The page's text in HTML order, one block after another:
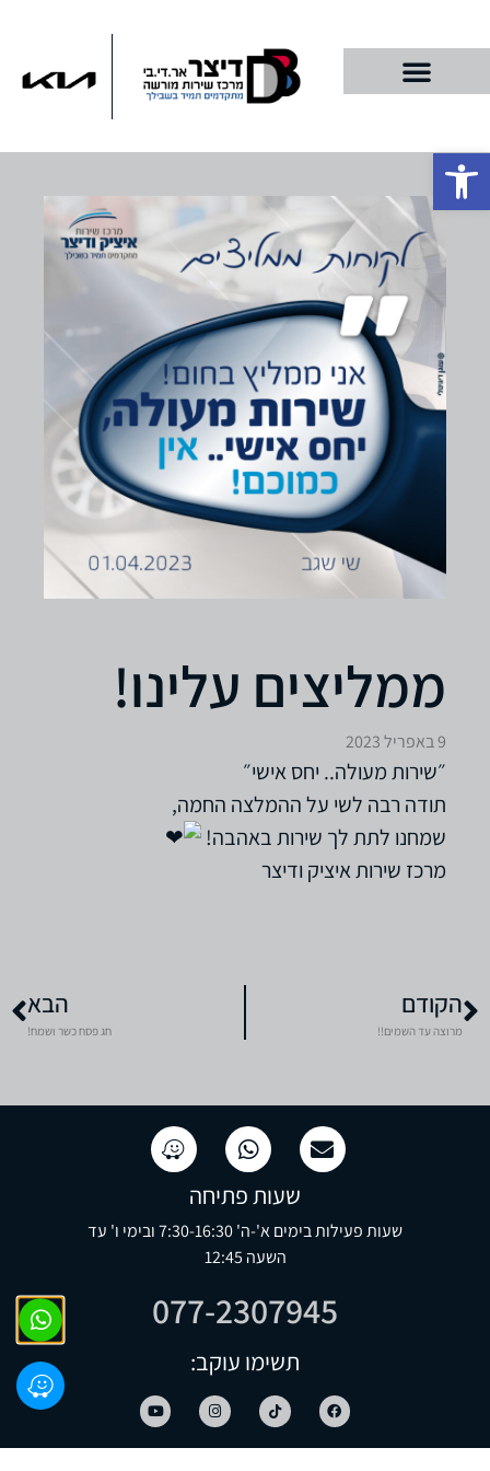
פתח סרגל נגישות
ממליצים עלינו!
9 באפריל 2023
״שירות מעולה.. יחס אישי״
תודה רבה לשי על ההמלצה החמה,
שמחנו לתת לך שירות באהבה!
מרכז שירות איציק ודיצר
הקודם
מרוצה עד השמים!!
הבא
חג פסח כשר ושמח!
שעות פתיחה
שעות פעילות בימים א'-ה' 7:30-16:30 ובימי ו' עד
השעה 12:45
077-2307945
תשימו עוקב: